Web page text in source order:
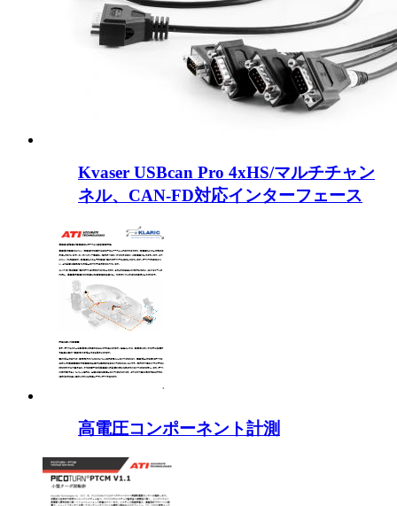
Kvaser USBcan Pro 4xHS/マルチチャン
ネル、CAN-FD対応インターフェース
高電圧コンポーネント計測